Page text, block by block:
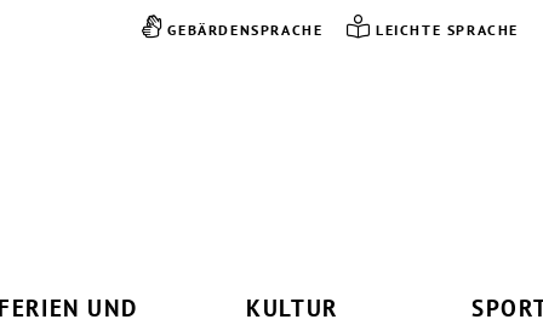
GEBÄRDENSPRACHE LEICHTE SPRACHE
FERIEN UND
KULTUR